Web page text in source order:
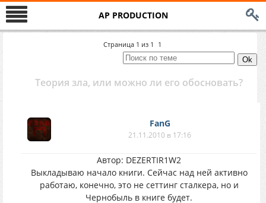
AP PRODUCTION
Страница 1 из 1 1
Теория зла, или можно ли его обосновать?
FanG
21.11.2010 в 17:16
Автор: DEZERTIR1W2
Выкладываю начало книги. Сейчас над ней активно
работаю, конечно, это не сеттинг сталкера, но и
Чернобыль в книге будет.